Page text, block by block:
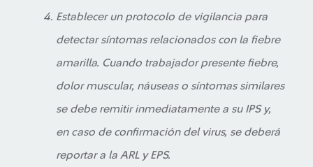
Establecer un protocolo de vigilancia para
detectar síntomas relacionados con la fiebre
amarilla. Cuando trabajador presente fiebre,
dolor muscular, náuseas o síntomas similares
se debe remitir inmediatamente a su IPS y,
en caso de confirmación del virus, se deberá
reportar a la ARL y EPS.